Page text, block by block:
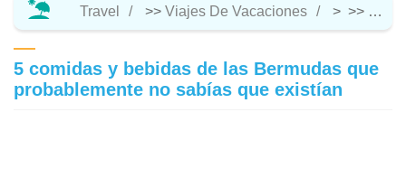
Travel >> Viajes De Vacaciones > >>
5 comidas y bebidas de las Bermudas que
probablemente no sabías que existían